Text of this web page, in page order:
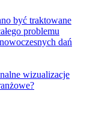
być traktowane
problemu
dań
wizualizacje